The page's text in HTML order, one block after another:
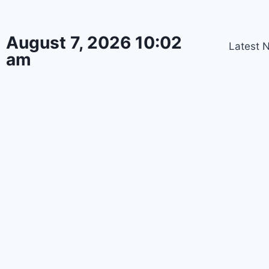
August 7, 2026 10:02
am
Latest